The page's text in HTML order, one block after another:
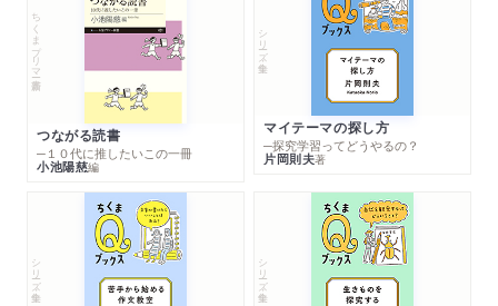
ちくまプリマー新書
つながる読書
─１０代に推したいこの一冊
小池陽慈編
シリーズ・全集
マイテーマの探し方
─探究学習ってどうやるの？
片岡則夫著
シリーズ・全集 シリーズ・全集